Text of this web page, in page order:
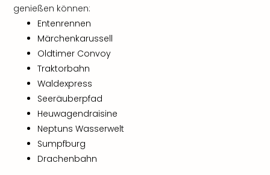
genießen können:
Entenrennen
Märchenkarussell
Oldtimer Convoy
Traktorbahn
Waldexpress
Seeräuberpfad
Heuwagendraisine
Neptuns Wasserwelt
Sumpfburg
Drachenbahn